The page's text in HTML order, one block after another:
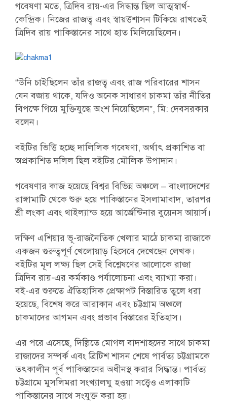
গবেষণা মতে, ত্রিদিব রায়-এর সিদ্ধান্ত ছিল আত্মস্বার্থ-
কেন্দ্রিক। নিজের রাজত্ব এবং স্বায়ত্তশাসন টিকিয়ে রাখতেই
ত্রিদিব রায় পাকিস্তানের সাথে হাত মিলিয়েছিলেন।
“উনি চাইছিলেন তাঁর রাজত্ব এবং রাজ পরিবারের শাসন
যেন বজায় থাকে, যদিও অনেক সাধারণ চাকমা তাঁর নীতির
বিপক্ষে গিয়ে মুক্তিযুদ্ধে অংশ নিয়েছিলেন”, মি: দেবসরকার
বলেন।
বইটির ভিত্তি হচ্ছে দালিলিক গবেষণা, অর্থাৎ প্রকাশিত বা
অপ্রকাশিত দলিল ছিল বইটির মৌলিক উপাদান।
গবেষণার কাজ হয়েছে বিশ্বর বিভিন্ন অঞ্চলে – বাংলাদেশের
রাঙ্গামাটি থেকে শুরু হয়ে পাকিস্তানের ইসলামাবাদ, তারপর
শ্রী লংকা এবং থাইল্যান্ড হয়ে আর্জেন্টিনার বুয়েনস আয়ার্স।
দক্ষিণ এশিয়ার ভূ-রাজনৈতিক খেলার মাঠে চাকমা রাজাকে
একজন গুরুত্বপূর্ণ খেলোয়াড় হিসেবে দেখেছেন লেখক।
বইটির মূল লক্ষ্য ছিল সেই বিশ্লেষণের আলোকে রাজা
ত্রিদিব রায়-এর কর্মকাণ্ড পর্যালোচনা এবং ব্যাখ্যা করা।
বই-এর শুরুতে ঐতিহাসিক প্রেক্ষাপট বিস্তারিত তুলে ধরা
হয়েছে, বিশেষ করে আরাকান এবং চট্টগ্রাম অঞ্চলে
চাকমাদের আগমন এবং প্রভাব বিস্তারের ইতিহাস।
এর পরে এসেছে, দিল্লিতে মোগল বাদশাহদের সাথে চাকমা
রাজাদের সম্পর্ক এবং ব্রিটিশ শাসন শেষে পার্বত্য চট্টগ্রামকে
তৎকালীন পূর্ব পাকিস্তানের অধীনস্থ করার সিদ্ধান্ত। পার্বত্য
চট্টগ্রামে মুসলিমরা সংখ্যালঘু হওয়া সত্ত্বেও এলাকাটি
পাকিস্তানের সাথে সংযুক্ত করা হয়।